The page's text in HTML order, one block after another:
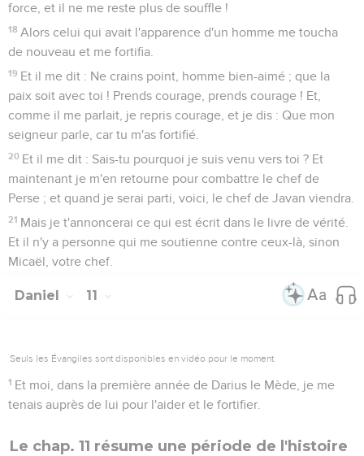
force, et il ne me reste plus de souffle !
18 Alors celui qui avait l'apparence d'un homme me toucha
de nouveau et me fortifia.
19 Et il me dit : Ne crains point, homme bien-aimé ; que la
paix soit avec toi ! Prends courage, prends courage ! Et,
comme il me parlait, je repris courage, et je dis : Que mon
seigneur parle, car tu m'as fortifié.
20 Et il me dit : Sais-tu pourquoi je suis venu vers toi ? Et
maintenant je m'en retourne pour combattre le chef de
Perse ; et quand je serai parti, voici, le chef de Javan viendra.
21 Mais je t'annoncerai ce qui est écrit dans le livre de vérité.
Et il n'y a personne qui me soutienne contre ceux-là, sinon
Micaël, votre chef.
Daniel 11
Seuls les Évangiles sont disponibles en vidéo pour le moment.
1 Et moi, dans la première année de Darius le Mède, je me
tenais auprès de lui pour l'aider et le fortifier.
Le chap. 11 résume une période de l'histoire